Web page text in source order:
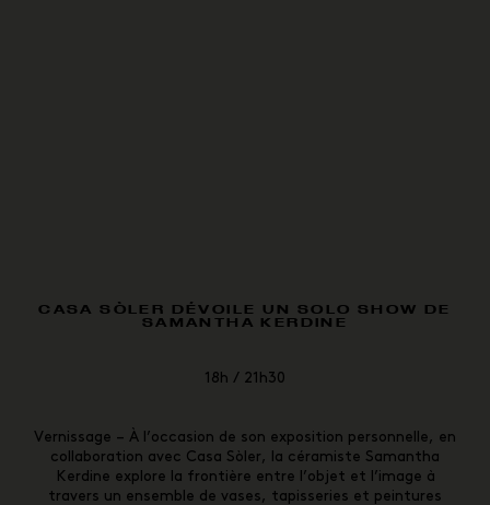
CASA SÒLER DÉVOILE UN SOLO SHOW DE
SAMANTHA KERDINE
18h / 21h30
Vernissage – À l’occasion de son exposition personnelle, en
collaboration avec Casa Sòler, la céramiste Samantha
Kerdine explore la frontière entre l’objet et l’image à
travers un ensemble de vases, tapisseries et peintures